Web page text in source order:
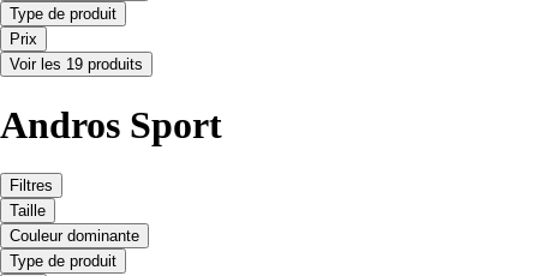
Type de produit
Prix
Voir les 19 produits
Andros Sport
Filtres
Taille
Couleur dominante
Type de produit